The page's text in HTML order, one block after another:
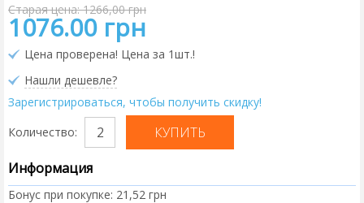
Старая цена: 1266,00 грн
1076.00 грн
Цена проверена! Цена за 1шт.!
Нашли дешевле?
Зарегистрироваться, чтобы получить скидку!
Количество:
Информация
Бонус при покупке: 21,52 грн